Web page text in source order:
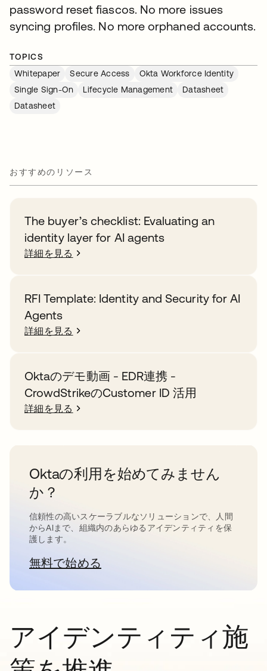
password reset fiascos. No more issues
syncing profiles. No more orphaned accounts.
TOPICS
Whitepaper
Secure Access
Okta Workforce Identity
Single Sign-On
Lifecycle Management
Datasheet
Datasheet
おすすめのリソース
The buyer’s checklist: Evaluating an
identity layer for AI agents
詳細を見る
RFI Template: Identity and Security for AI
Agents
詳細を見る
Oktaのデモ動画 - EDR連携 -
CrowdStrikeのCustomer ID 活用
詳細を見る
Oktaの利用を始めてみません
か？
信頼性の高いスケーラブルなソリューションで、人間
からAIまで、組織内のあらゆるアイデンティティを保
護します。
無料で始める新しいタブで開く
アイデンティティ施